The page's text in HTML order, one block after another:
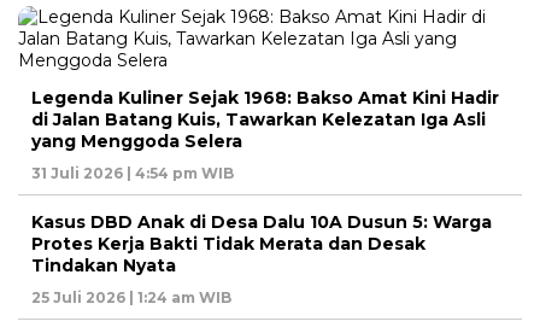
Legenda Kuliner Sejak 1968: Bakso Amat Kini Hadir
di Jalan Batang Kuis, Tawarkan Kelezatan Iga Asli
yang Menggoda Selera
31 Juli 2026 | 4:54 pm WIB
Kasus DBD Anak di Desa Dalu 10A Dusun 5: Warga
Protes Kerja Bakti Tidak Merata dan Desak
Tindakan Nyata
25 Juli 2026 | 1:24 am WIB